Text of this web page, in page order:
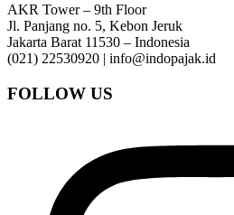
AKR Tower – 9th Floor
Jl. Panjang no. 5, Kebon Jeruk
Jakarta Barat 11530 – Indonesia
(021) 22530920 | info@indopajak.id
FOLLOW US